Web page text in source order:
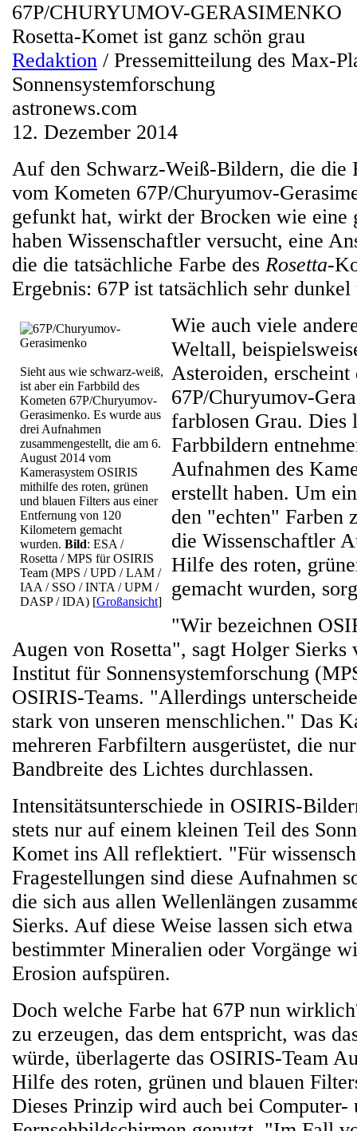
67P/CHURYUMOV-GERASIMENKO
Rosetta-Komet ist ganz schön grau
Redaktion / Pressemitteilung des Max-
Sonnensystemforschung
astronews.com
12. Dezember 2014
Auf den Schwarz-Weiß-Bildern, die die
vom Kometen 67P/Churyumov-
gefunkt hat, wirkt der Brocken wie eine
haben Wissenschaftler versucht, eine
die die tatsächliche Farbe des Rosetta-
Ergebnis: 67P ist tatsächlich sehr
Sieht aus wie schwarz-weiß,
ist aber ein Farbbild des
Kometen 67P/Churyumov-
Gerasimenko. Es wurde aus
drei Aufnahmen
zusammengestellt, die am 6.
August 2014 vom
Kamerasystem OSIRIS
mithilfe des roten, grünen
und blauen Filters aus einer
Entfernung von 120
Kilometern gemacht
wurden. Bild: ESA /
Rosetta / MPS für OSIRIS
Team (MPS / UPD / LAM /
IAA / SSO / INTA / UPM /
DASP / IDA) [Großansicht]
Wie auch viele
Weltall,
Asteroiden,
67P/Churyumov-
farblosen Grau. Dies
Farbbildern
Aufnahmen des
erstellt haben. Um
den "echten" Farben
die Wissenschaftler
Hilfe des roten,
gemacht wurden,
"Wir bezeichnen
Augen von Rosetta", sagt Holger
Institut für Sonnensystemforschung
OSIRIS-Teams. "Allerdings
stark von unseren menschlichen." Das
mehreren Farbfiltern ausgerüstet, die
Bandbreite des Lichtes durchlassen.
Intensitätsunterschiede in OSIRIS-
stets nur auf einem kleinen Teil des
Komet ins All reflektiert. "Für
Fragestellungen sind diese Aufnahmen
die sich aus allen Wellenlängen
Sierks. Auf diese Weise lassen sich
bestimmter Mineralien oder Vorgänge
Erosion aufspüren.
Doch welche Farbe hat 67P nun
zu erzeugen, das dem entspricht, was
würde, überlagerte das OSIRIS-Team
Hilfe des roten, grünen und blauen
Dieses Prinzip wird auch bei Computer-